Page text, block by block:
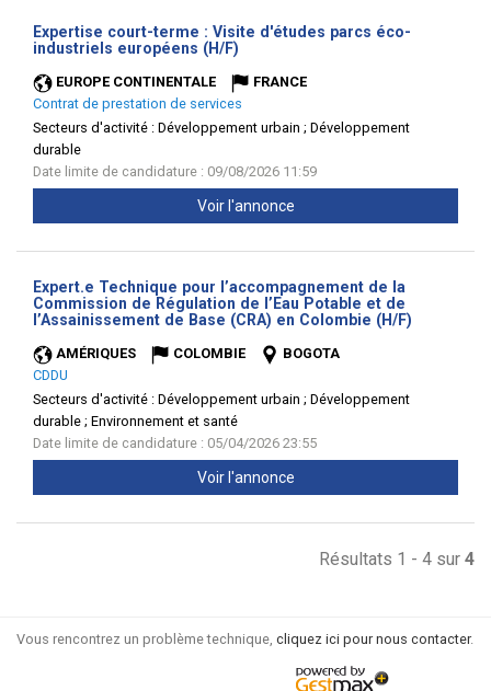
Expertise court-terme : Visite d'études parcs éco-
industriels européens (H/F)
EUROPE CONTINENTALE
FRANCE
Contrat de prestation de services
Secteurs d'activité : Développement urbain ; Développement
durable
Date limite de candidature : 09/08/2026 11:59
Voir l'annonce
Expert.e Technique pour l’accompagnement de la
Commission de Régulation de l’Eau Potable et de
l’Assainissement de Base (CRA) en Colombie (H/F)
AMÉRIQUES COLOMBIE
BOGOTA
CDDU
Secteurs d'activité : Développement urbain ; Développement
durable ; Environnement et santé
Date limite de candidature : 05/04/2026 23:55
Voir l'annonce
Résultats 1 - 4 sur 4
Vous rencontrez un problème technique, cliquez ici pour nous contacter.